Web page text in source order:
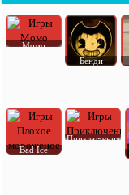
Момо
Бенди
Bad Ice
Приключения